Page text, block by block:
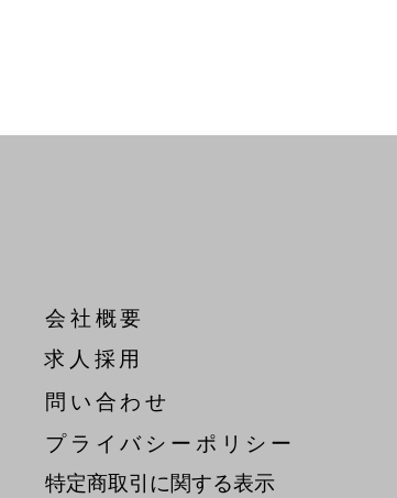
会社概要
​求人採用
問い合わせ
​プライバシーポリシー
特定商取引に関する表示